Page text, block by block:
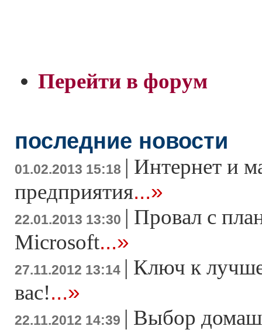
Перейти в форум
последние новости
01.02.2013 15:18 | Интернет и
предприятия...»
22.01.2013 13:30 | Провал с
Microsoft...»
27.11.2012 13:14 | Ключ к
вас!...»
22.11.2012 14:39 | Выбор